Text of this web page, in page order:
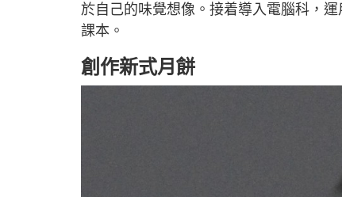
於自己的味覺想像。接着導入電腦科，
課本。
創作新式月餅